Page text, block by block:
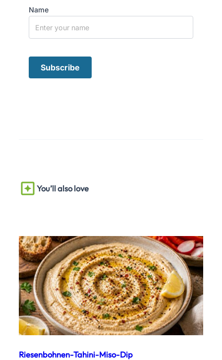
Name
You’ll also love
Riesenbohnen-Tahini-Miso-Dip